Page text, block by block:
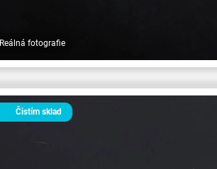
Reálná fotografie
Čistím sklad